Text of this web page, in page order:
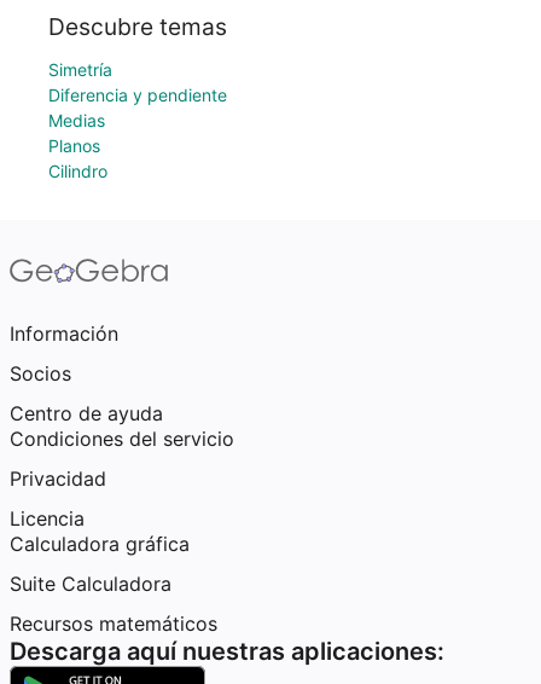
Descubre temas
Simetría
Diferencia y pendiente
Medias
Planos
Cilindro
Información
Socios
Centro de ayuda
Condiciones del servicio
Privacidad
Licencia
Calculadora gráfica
Suite Calculadora
Recursos matemáticos
Descarga aquí nuestras aplicaciones: